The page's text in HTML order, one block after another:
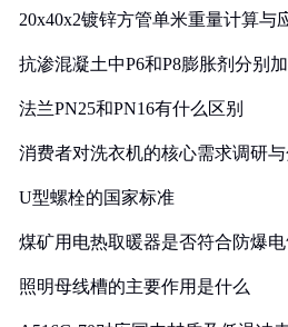
20x40x2镀锌方管单米重量计算与
抗渗混凝土中P6和P8膨胀剂分别
法兰PN25和PN16有什么区别
消费者对洗衣机的核心需求调研
U型螺栓的国家标准
煤矿用电热取暖器是否符合防爆
照明母线槽的主要作用是什么